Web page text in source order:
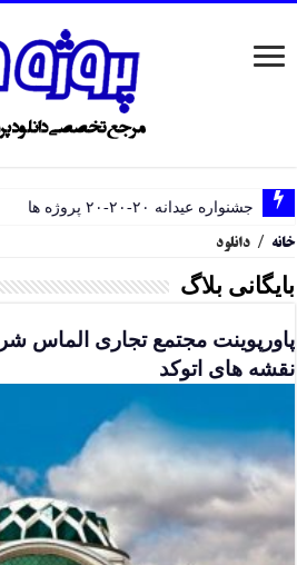
جشنواره عیدانه ۲۰-۲۰-۲۰ پروژه ها
خانه / دانلود
بایگانی بلاگ
پاورپوینت مجتمع تجاری الماس
نقشه های اتوکد